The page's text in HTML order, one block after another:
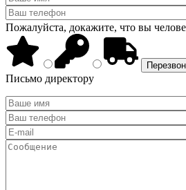
Пожалуйста, докажите, что вы
Письмо директору